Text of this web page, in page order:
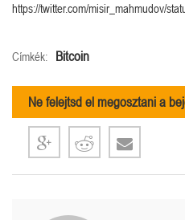
https://twitter.com/misir_mahmudov/
Címkék: Bitcoin
Ne felejtsd el megosztani a